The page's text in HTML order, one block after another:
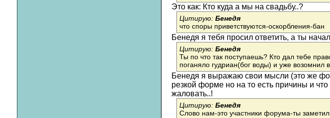
Это как: Кто куда а мы на свадьбу..?
Цитирую: Бенедя
что споры приветствуются-оскорбления-бан
Бенедя я тебя просил ответить, а ты
Цитирую: Бенедя
Ты по что так поступаешь? Кто дал тебе
поганяло гудриан(бог воды) и уже возомнил
Бенедя я выражаю свои мысли (это же
резкой форме но на то есть причины и
жаловать..!
Цитирую: Бенедя
Слово нам-это участники форума-ты